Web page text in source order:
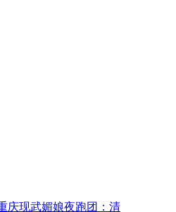
庆现武媚娘夜跑团：清